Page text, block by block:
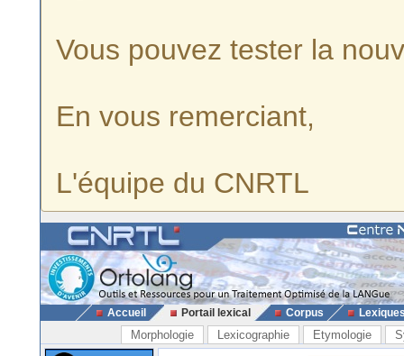
Vous pouvez tester la
En vous remerciant,
L'équipe du CNRTL
Accueil Portail lexical Corpus
Morphologie Lexicographie Etymologie